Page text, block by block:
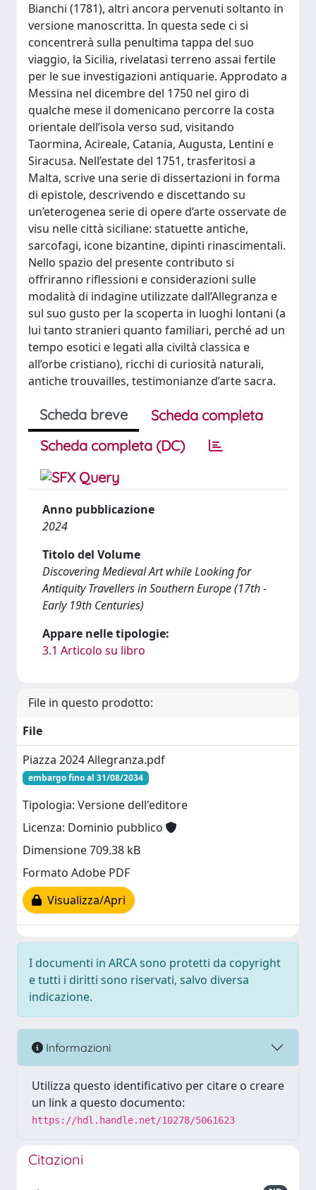
Bianchi (1781), altri ancora pervenuti soltanto in
versione manoscritta. In questa sede ci si
concentrerà sulla penultima tappa del suo
viaggio, la Sicilia, rivelatasi terreno assai fertile
per le sue investigazioni antiquarie. Approdato a
Messina nel dicembre del 1750 nel giro di
qualche mese il domenicano percorre la costa
orientale dell’isola verso sud, visitando
Taormina, Acireale, Catania, Augusta, Lentini e
Siracusa. Nell’estate del 1751, trasferitosi a
Malta, scrive una serie di dissertazioni in forma
di epistole, descrivendo e discettando su
un’eterogenea serie di opere d’arte osservate de
visu nelle città siciliane: statuette antiche,
sarcofagi, icone bizantine, dipinti rinascimentali.
Nello spazio del presente contributo si
offriranno riflessioni e considerazioni sulle
modalità di indagine utilizzate dall’Allegranza e
sul suo gusto per la scoperta in luoghi lontani (a
lui tanto stranieri quanto familiari, perché ad un
tempo esotici e legati alla civiltà classica e
all’orbe cristiano), ricchi di curiosità naturali,
antiche trouvailles, testimonianze d’arte sacra.
Scheda breve
Scheda completa
Scheda completa (DC)
Anno pubblicazione
2024
Titolo del Volume
Discovering Medieval Art while Looking for
Antiquity Travellers in Southern Europe (17th -
Early 19th Centuries)
Appare nelle tipologie:
3.1 Articolo su libro
File in questo prodotto:
File
Piazza 2024 Allegranza.pdf
embargo fino al 31/08/2034
Tipologia: Versione dell'editore
Licenza: Dominio pubblico
Dimensione 709.38 kB
Formato Adobe PDF
Visualizza/Apri
I documenti in ARCA sono protetti da copyright
e tutti i diritti sono riservati, salvo diversa
indicazione.
Informazioni
Utilizza questo identificativo per citare o creare
un link a questo documento:
https://hdl.handle.net/10278/5061623
Citazioni